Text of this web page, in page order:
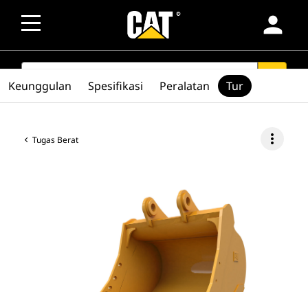
person
SEARCH
Tugas Berat more_vert
Keunggulan Spesifikasi Peralatan Tur